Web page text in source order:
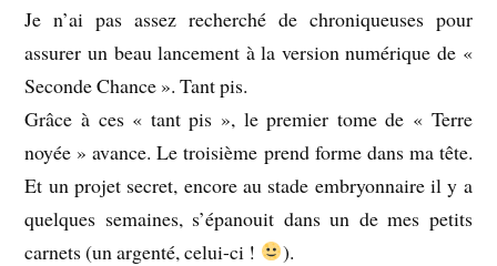
Je n’ai pas assez recherché de chroniqueuses pour
assurer un beau lancement à la version numérique de «
Seconde Chance ». Tant pis.
Grâce à ces « tant pis », le premier tome de « Terre
noyée » avance. Le troisième prend forme dans ma tête.
Et un projet secret, encore au stade embryonnaire il y a
quelques semaines, s’épanouit dans un de mes petits
carnets (un argenté, celui-ci !
).